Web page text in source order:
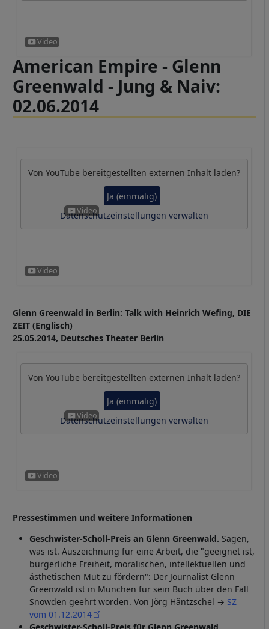
American Empire - Glenn
Greenwald - Jung & Naiv:
02.06.2014
Von YouTube bereitgestellten externen Inhalt laden?
Ja (einmalig)
Datenschutzeinstellungen verwalten
Glenn Greenwald in Berlin: Talk with Heinrich Wefing, DIE
ZEIT (Englisch)
25.05.2014, Deutsches Theater Berlin
Von YouTube bereitgestellten externen Inhalt laden?
Ja (einmalig)
Datenschutzeinstellungen verwalten
Pressestimmen und weitere Informationen
Geschwister-Scholl-Preis an Glenn Greenwald. Sagen,
was ist. Auszeichnung für eine Arbeit, die "geeignet ist,
bürgerliche Freiheit, moralischen, intellektuellen und
ästhetischen Mut zu fördern": Der Journalist Glenn
Greenwald ist in München für sein Buch über den Fall
Snowden geehrt worden. Von Jörg Häntzschel → SZ
vom 01.12.2014